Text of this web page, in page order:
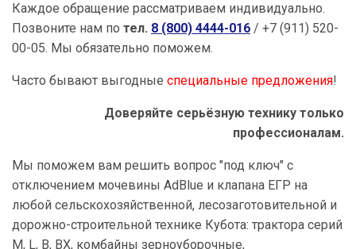
Каждое обращение рассматриваем индивидуально.
Позвоните нам по тел. 8 (800) 4444-016 / +7 (911) 520-
00-05. Мы обязательно поможем.
Часто бывают выгодные специальные предложения!
Доверяйте серьёзную технику только
профессионалам.
Мы поможем вам решить вопрос "под ключ" с
отключением мочевины AdBlue и клапана ЕГР на
любой сельскохозяйственной, лесозаготовительной и
дорожно-строительной технике Кубота: трактора серий
M, L, B, BX, комбайны зерноуборочные,